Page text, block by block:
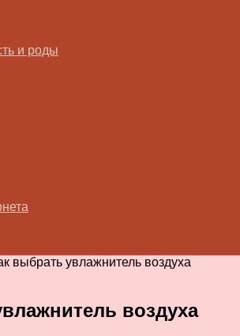
и роды
выбрать увлажнитель воздуха
воздуха